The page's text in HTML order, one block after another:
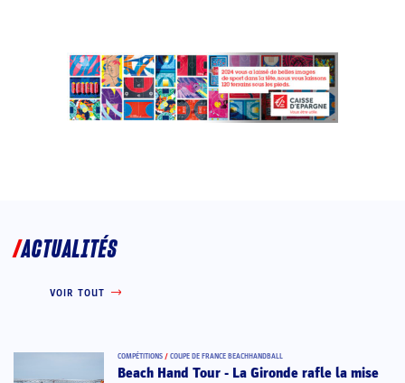
ACTUALITÉS
VOIR TOUT
COMPÉTITIONS / COUPE DE FRANCE BEACHHANDBALL
Beach Hand Tour - La Gironde rafle la mise